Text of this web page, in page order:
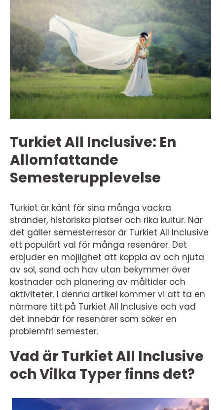
Turkiet All Inclusive: En
Allomfattande
Semesterupplevelse
Turkiet är känt för sina många vackra
stränder, historiska platser och rika kultur. När
det gäller semesterresor är Turkiet All Inclusive
ett populärt val för många resenärer. Det
erbjuder en möjlighet att koppla av och njuta
av sol, sand och hav utan bekymmer över
kostnader och planering av måltider och
aktiviteter. I denna artikel kommer vi att ta en
närmare titt på Turkiet All Inclusive och vad
det innebär för resenärer som söker en
problemfri semester.
Vad är Turkiet All Inclusive
och Vilka Typer finns det?